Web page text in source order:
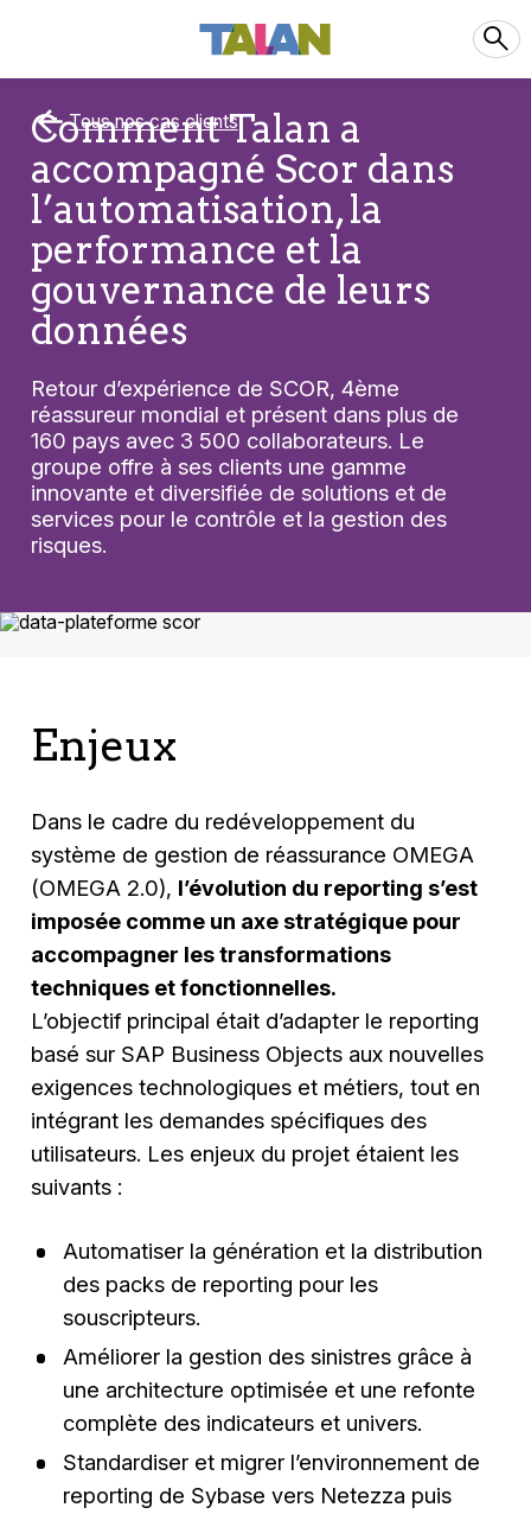
Tous nos cas clients
Comment Talan a
accompagné Scor dans
l’automatisation, la
performance et la
gouvernance de leurs
données
Retour d’expérience de SCOR, 4ème
réassureur mondial et présent dans plus de
160 pays avec 3 500 collaborateurs. Le
groupe offre à ses clients une gamme
innovante et diversifiée de solutions et de
services pour le contrôle et la gestion des
risques.
Enjeux
Dans le cadre du redéveloppement du
système de gestion de réassurance OMEGA
(OMEGA 2.0), l’évolution du reporting s’est
imposée comme un axe stratégique pour
accompagner les transformations
techniques et fonctionnelles.
L’objectif principal était d’adapter le reporting
basé sur SAP Business Objects aux nouvelles
exigences technologiques et métiers, tout en
intégrant les demandes spécifiques des
utilisateurs. Les enjeux du projet étaient les
suivants :
Automatiser la génération et la distribution
des packs de reporting pour les
souscripteurs.
Améliorer la gestion des sinistres grâce à
une architecture optimisée et une refonte
complète des indicateurs et univers.
Standardiser et migrer l’environnement de
reporting de Sybase vers Netezza puis